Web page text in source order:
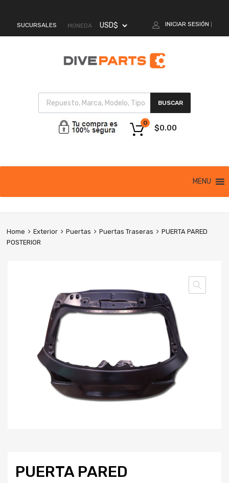
SUCURSALES MONEDA INICIAR SESIÓN
BUSCAR
$0.00
0
MENU
Home Exterior Puertas Puertas Traseras
PUERTA PARED
POSTERIOR
PUERTA PARED